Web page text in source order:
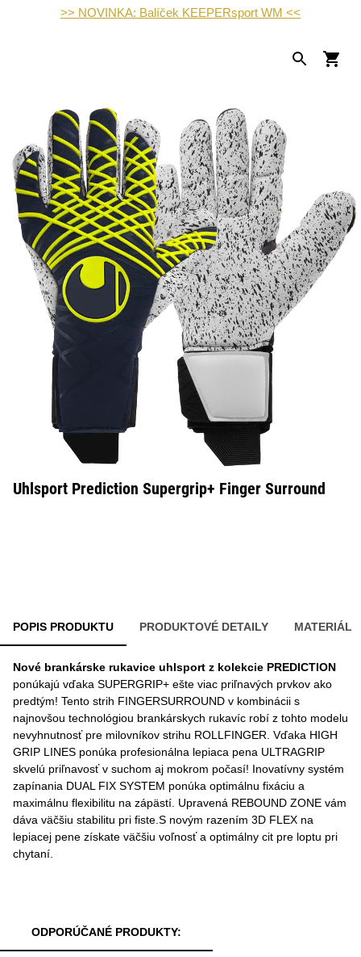
>> NOVINKA: Balíček KEEPERsport WM <<
Uhlsport Prediction Supergrip+ Finger Surround
POPIS PRODUKTU PRODUKTOVÉ DETAILY MATERIÁL
Nové brankárske rukavice uhlsport z kolekcie PREDICTION
ponúkajú vďaka SUPERGRIP+ ešte viac priľnavých prvkov ako
predtým! Tento strih FINGERSURROUND v kombinácii s
najnovšou technológiou brankárskych rukavíc robí z tohto modelu
nevyhnutnosť pre milovníkov strihu ROLLFINGER. Vďaka HIGH
GRIP LINES ponúka profesionálna lepiaca pena ULTRAGRIP
skvelú priľnavosť v suchom aj mokrom počasí! Inovatívny systém
zapínania DUAL FIX SYSTEM ponúka optimálnu fixáciu a
maximálnu flexibilitu na zápästí. Upravená REBOUND ZONE vám
dáva väčšiu stabilitu pri fiste.S novým razením 3D FLEX na
lepiacej pene získate väčšiu voľnosť a optimálny cit pre loptu pri
chytaní.
ODPORÚČANÉ PRODUKTY: